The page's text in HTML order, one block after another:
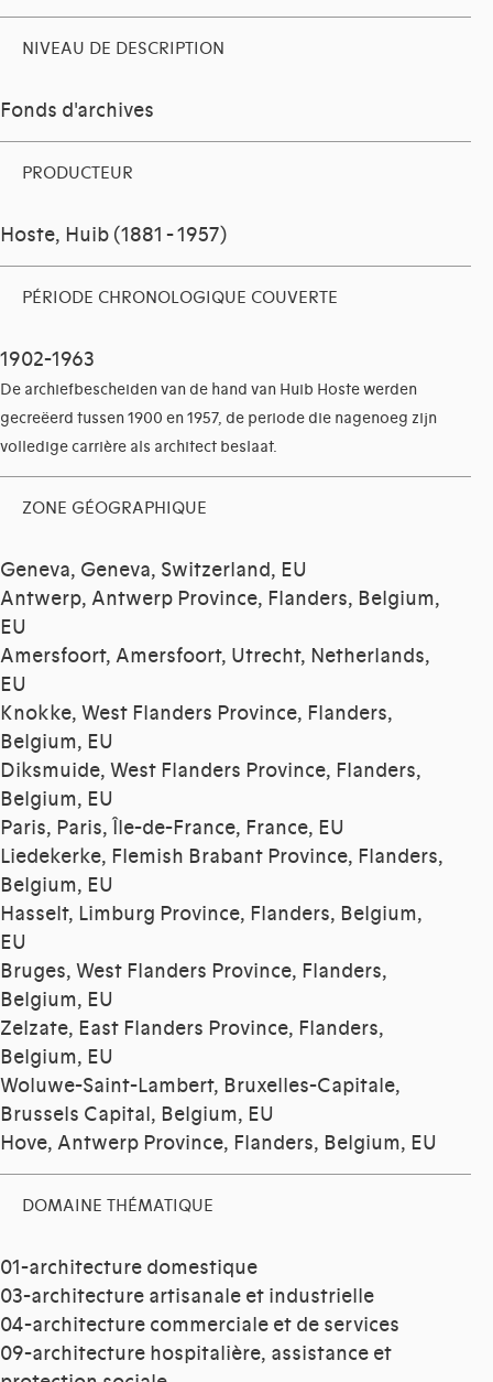
NIVEAU DE DESCRIPTION
Fonds d'archives
PRODUCTEUR
Hoste, Huib (1881 - 1957)
PÉRIODE CHRONOLOGIQUE COUVERTE
1902-1963
De archiefbescheiden van de hand van Huib Hoste werden
gecreëerd tussen 1900 en 1957, de periode die nagenoeg zijn
volledige carrière als architect beslaat.
ZONE GÉOGRAPHIQUE
Geneva, Geneva, Switzerland, EU
Antwerp, Antwerp Province, Flanders, Belgium,
EU
Amersfoort, Amersfoort, Utrecht, Netherlands,
EU
Knokke, West Flanders Province, Flanders,
Belgium, EU
Diksmuide, West Flanders Province, Flanders,
Belgium, EU
Paris, Paris, Île-de-France, France, EU
Liedekerke, Flemish Brabant Province, Flanders,
Belgium, EU
Hasselt, Limburg Province, Flanders, Belgium,
EU
Bruges, West Flanders Province, Flanders,
Belgium, EU
Zelzate, East Flanders Province, Flanders,
Belgium, EU
Woluwe-Saint-Lambert, Bruxelles-Capitale,
Brussels Capital, Belgium, EU
Hove, Antwerp Province, Flanders, Belgium, EU
DOMAINE THÉMATIQUE
01-architecture domestique
03-architecture artisanale et industrielle
04-architecture commerciale et de services
09-architecture hospitalière, assistance et